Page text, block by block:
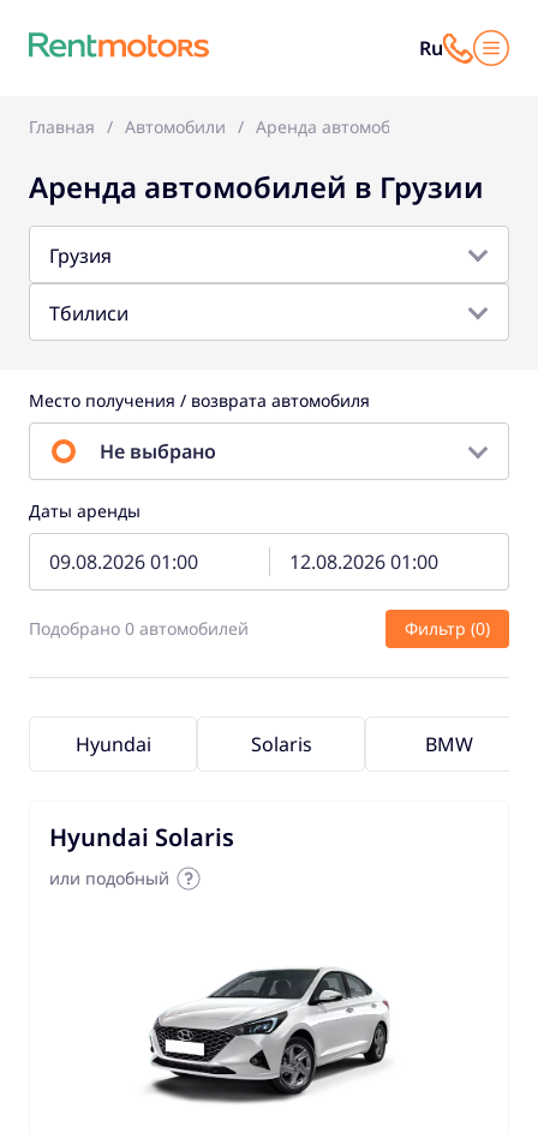
Ru
Главная Автомобили Аренда автомобилей в Грузии
Аренда автомобилей в Грузии
Грузия
Тбилиси
Место получения / возврата автомобиля
Не выбрано
Даты аренды
Подобрано 0 автомобилей Фильтр (0)
Hyundai Solaris BMW
Hyundai Solaris
или подобный